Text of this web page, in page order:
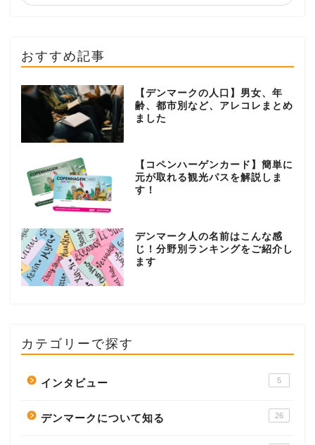
おすすめ記事
【デンマークの人口】男女、年
齢、都市別など、アレコレまとめ
ました
【コペンハーゲンカード】簡単に
元が取れる観光パスを解説しま
す！
デンマーク人の名前はこんな感
じ！分野別ランキングをご紹介し
ます
カテゴリーで探す
インタビュー 5
デンマークについて知る 26